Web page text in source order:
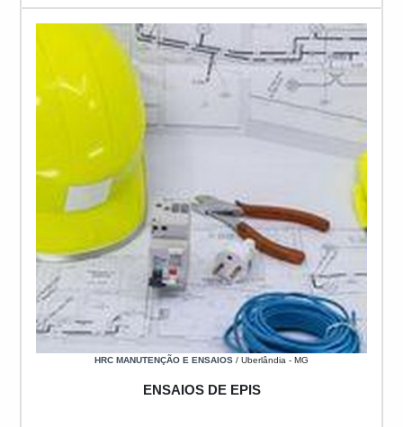
HRC MANUTENÇÃO E ENSAIOS / Uberlândia - MG
ENSAIOS DE EPIS